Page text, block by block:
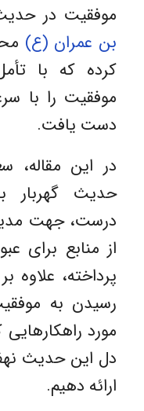
موفقیت در
بن عمران (ع)
کرده که با
موفقیت را با
دست یافت.
در این مقاله،
حدیث گهربار
درست، جهت
از منابع برای
پرداخته،
رسیدن به
مورد
دل این حدیث
ارائه دهیم.